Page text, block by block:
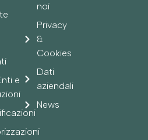
e
noi
Privacy
&
Cookies
Dati
aziendali
News